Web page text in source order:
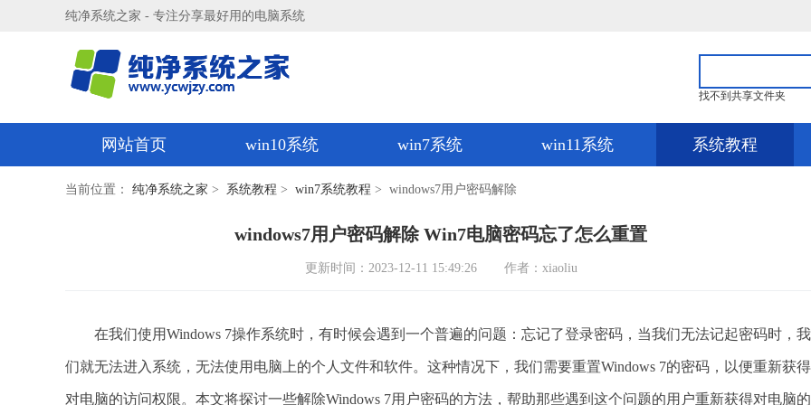
纯净系统之家 - 专注分享最好用的电脑系统
找不到共享文件夹
网站首页 win10系统 win7系统 win11系统 系统教程
当前位置： 纯净系统之家 > 系统教程 > win7系统教程 > windows7用户密码解除
windows7用户密码解除 Win7电脑密码忘了怎么重置
更新时间：2023-12-11 15:49:26 作者：xiaoliu
在我们使用Windows 7操作系统时，有时候会遇到一个普遍的问题：忘记了登录密码，当我们无法记起密码时，我
们就无法进入系统，无法使用电脑上的个人文件和软件。这种情况下，我们需要重置Windows 7的密码，以便重新获得
对电脑的访问权限。本文将探讨一些解除Windows 7用户密码的方法，帮助那些遇到这个问题的用户重新获得对电脑的